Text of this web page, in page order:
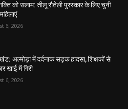
को सलाम: तीलू रौतेली पुरस्कार के लिए चुनी
6, 2026
अल्मोड़ा में दर्दनाक सड़क हादसा, शिक्षकों से
खाई में गिरी
6, 2026